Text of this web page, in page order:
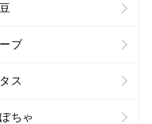
ブ
ス
ちゃ